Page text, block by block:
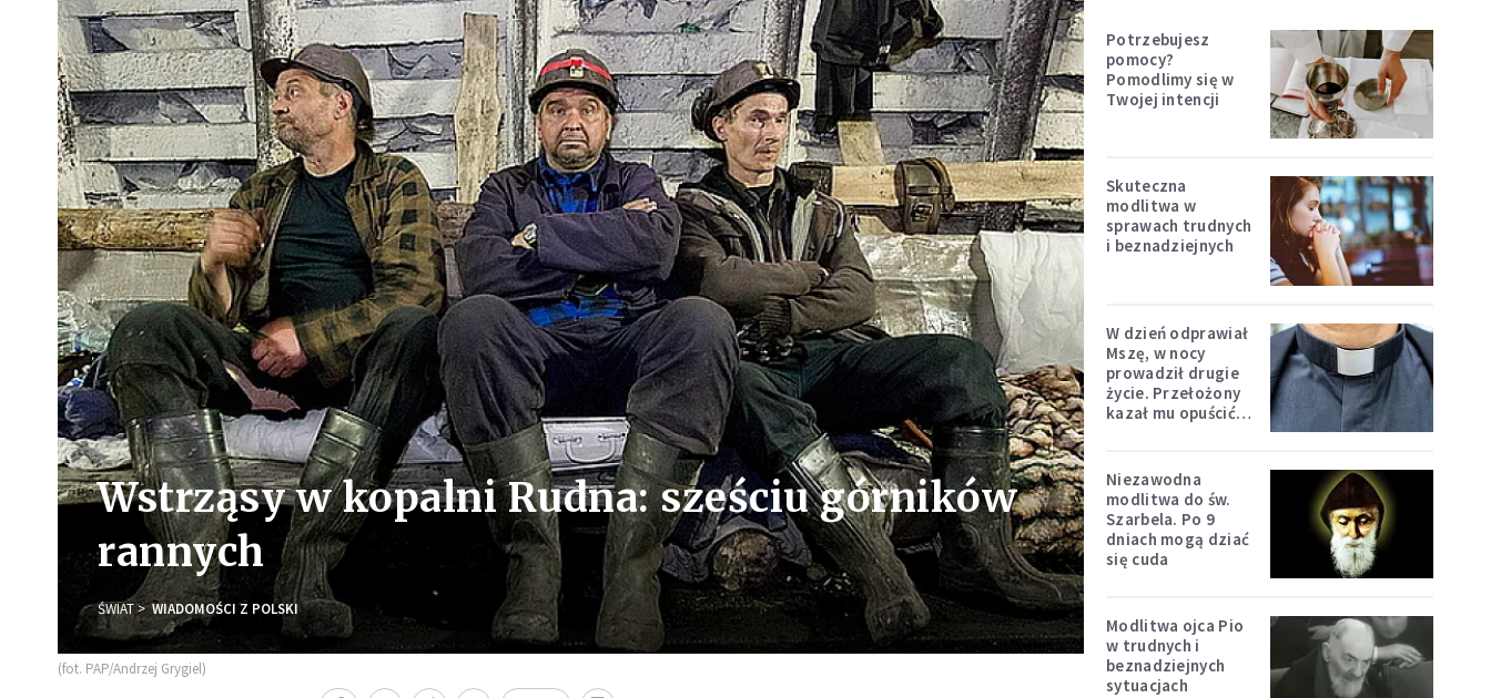
Wstrząsy w kopalni Rudna: sześciu górników
rannych
ŚWIAT WIADOMOŚCI Z POLSKI
(fot. PAP/Andrzej Grygiel)
Potrzebujesz
pomocy?
Pomodlimy się w
Twojej intencji
Skuteczna
modlitwa w
sprawach trudnych
i beznadziejnych
W dzień odprawiał
Mszę, w nocy
prowadził drugie
życie. Przełożony
kazał mu opuścić
Niezawodna
modlitwa do św.
Szarbela. Po 9
dniach mogą dziać
się cuda
Modlitwa ojca Pio
w trudnych i
beznadziejnych
sytuacjach